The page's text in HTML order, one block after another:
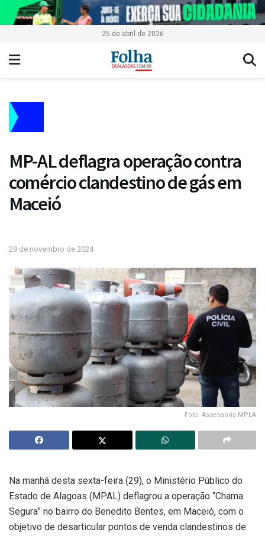
25 de abril de 2026
MP-AL deflagra operação contra
comércio clandestino de gás em
Maceió
29 de novembro de 2024
Foto: Assessoria MPLA
Na manhã desta sexta-feira (29), o Ministério Público do
Estado de Alagoas (MPAL) deflagrou a operação “Chama
Segura” no bairro do Benedito Bentes, em Maceió, com o
objetivo de desarticular pontos de venda clandestinos de